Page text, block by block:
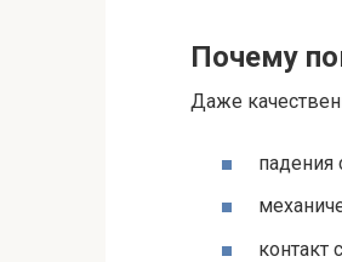
Почему
Даже
падения
контакт